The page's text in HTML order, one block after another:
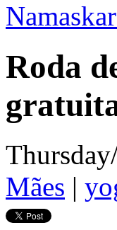
Roda
Mães |